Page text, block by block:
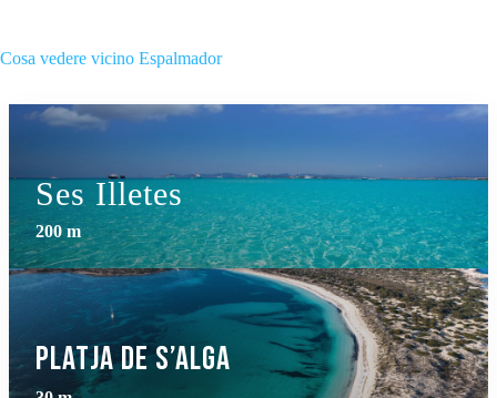
Cosa vedere vicino Espalmador
Ses Illetes
200 m
Platja de S’Alga